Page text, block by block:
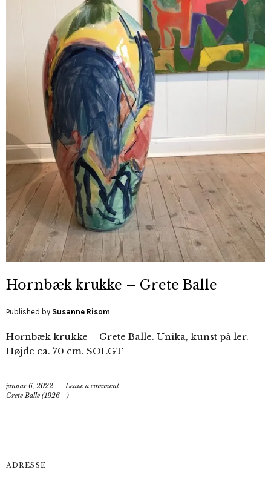
Hornbæk krukke – Grete Balle
Published by Susanne Risom
Hornbæk krukke – Grete Balle. Unika, kunst på ler.
Højde ca. 70 cm. SOLGT
januar 6, 2022
Leave a comment
Grete Balle (1926 - )
ADRESSE